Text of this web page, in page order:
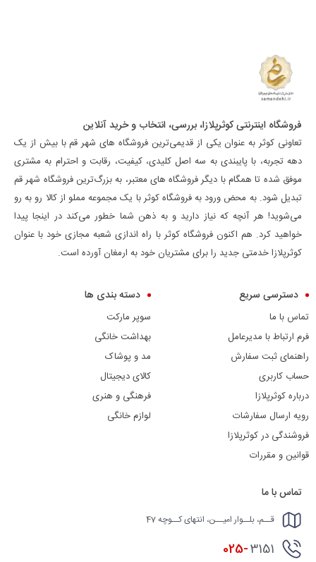
فروشگاه اینترنتی کوثرپلازا، بررسی، انتخاب و خرید آنلاین
تعاونی کوثر به عنوان یکی از قدیمی‌ترین فروشگاه های شهر قم با بیش از یک
دهه تجربه، با پایبندی به سه اصل کلیدی، کیفیت، رقابت و احترام به مشتری
موفق شده تا همگام با دیگر فروشگاه های معتبر، به بزرگ‌ترین فروشگاه شهر قم
تبدیل شود. به محض ورود به فروشگاه کوثر با یک مجموعه مملو از کالا رو به رو
می‌شوید! هر آنچه که نیاز دارید و به ذهن شما خطور می‌کند در اینجا پیدا
خواهید کرد. هم اکنون فروشگاه کوثر با راه اندازی شعبه مجازی خود با عنوان
کوثرپلازا خدمتی جدید را برای مشتریان خود به ارمغان آورده است.
دسترسی سریع
تماس با ما
فرم ارتباط با مدیرعامل
راهنمای ثبت سفارش
حساب کاربری
درباره کوثرپلازا
رویه ارسال سفارشات
فروشندگی در کوثرپلازا
قوانین و مقررات
دسته بندی ها
سوپر مارکت
بهداشت خانگی
مد و پوشاک
کالای دیجیتال
فرهنگی و هنری
لوازم خانگی
تماس با ما
قــم، بلــوار امیــن، انتهای کــوچه 47
025-3151